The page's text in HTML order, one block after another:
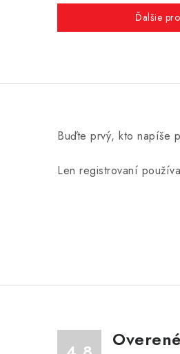
Ďalšie
Buďte prvý, kto napíše
Len registrovaní